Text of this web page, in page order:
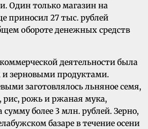
Один только магазин на
приносил 27 тыс. рублей
обороте денежных средств
деятельности была
и зерновыми продуктами.
заготовлялось льняное семя,
рис, рожь и ржаная мука,
более 3 млн. рублей. Зерно,
ба­заре в течение осени